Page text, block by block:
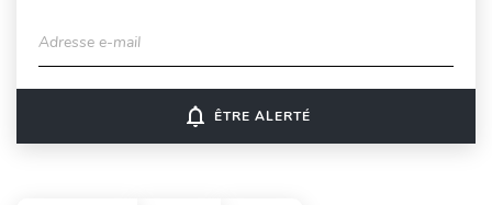
Adresse e-mail
notifications_none ÊTRE ALERTÉ